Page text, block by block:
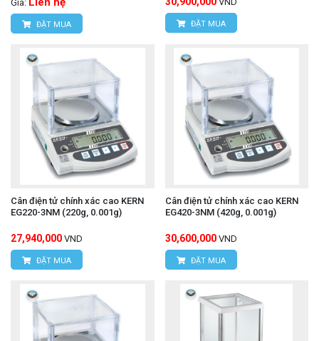
Giá:
ĐẶT MUA ĐẶT MUA
Cân điện tử chính xác cao KERN
EG220-3NM (220g, 0.001g)
27,940,000 VND
ĐẶT MUA
Cân điện tử chính xác cao KERN
EG420-3NM (420g, 0.001g)
30,600,000 VND
ĐẶT MUA